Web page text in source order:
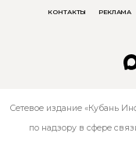
КОНТАКТЫ РЕКЛАМА
Сетевое издание «Кубань
по надзору в сфере